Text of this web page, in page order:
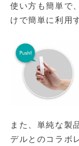
使い方も簡単で
けで簡単に利用
また、単純な製
デルとのコラボ